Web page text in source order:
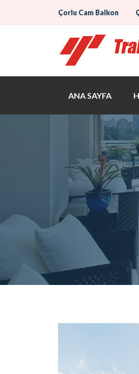
Çorlu Cam Balkon
ANA SAYFA